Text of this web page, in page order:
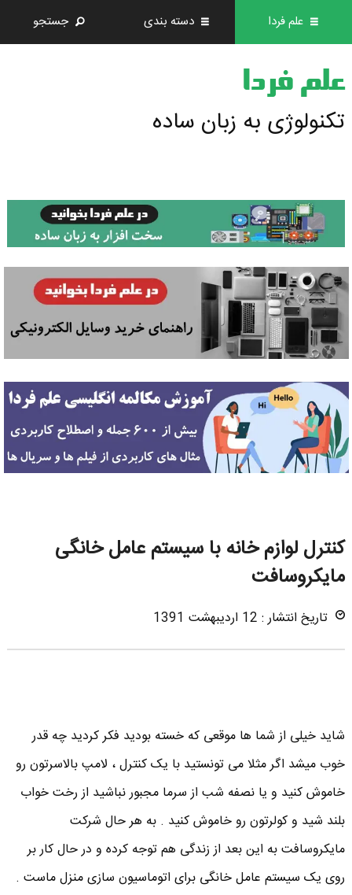
علم فردا دسته بندی جستجو
علم فردا
تکنولوژی به زبان ساده
کنترل لوازم خانه با سیستم عامل خانگی
مایکروسافت
تاریخ انتشار : 12 اردیبهشت 1391
شاید خیلی از شما ها موقعی که خسته بودید فکر کردید چه قدر
خوب میشد اگر مثلا می تونستید با یک کنترل ، لامپ بالاسرتون رو
خاموش کنید و یا نصفه شب از سرما مجبور نباشید از رخت خواب
بلند شید و کولرتون رو خاموش کنید . به هر حال شرکت
مایکروسافت به این بعد از زندگی هم توجه کرده و در حال کار بر
روی یک سیستم عامل خانگی برای اتوماسیون سازی منزل ماست .